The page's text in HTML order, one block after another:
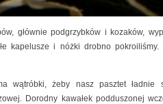
głównie podgrzybków i kozaków,
kapelusze i nóżki drobno
wątróbki, żeby nasz pasztet
Dorodny kawałek podduszonej